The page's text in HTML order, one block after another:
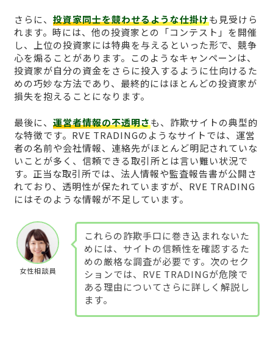
さらに、 投資家同士を競わせるような仕掛けも見受けら
れます。時には、他の投資家との「コンテスト」を開催
し、上位の投資家には特典を与えるといった形で、競争
心を煽ることがあります。このようなキャンペーンは、
投資家が自分の資金をさらに投入するように仕向けるた
めの巧妙な方法であり、最終的にはほとんどの投資家が
損失を抱えることになります。
最後に、 運営者情報の不透明さも、詐欺サイトの典型的
な特徴です。RVE TRADINGのようなサイトでは、運営
者の名前や会社情報、連絡先がほとんど明記されていな
いことが多く、信頼できる取引所とは言い難い状況で
す。正当な取引所では、法人情報や監査報告書が公開さ
れており、透明性が保たれていますが、RVE TRADING
にはそのような情報が不足しています。
女性相談員
これらの詐欺手口に巻き込まれないた
めには、サイトの信頼性を確認するた
めの厳格な調査が必要です。次のセク
ションでは、RVE TRADINGが危険で
ある理由についてさらに詳しく解説し
ます。